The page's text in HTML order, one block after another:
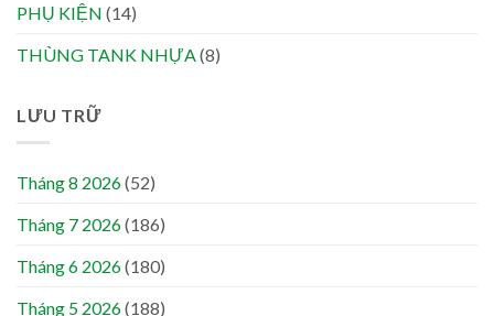
PHỤ KIỆN (14)
THÙNG TANK NHỰA(8)
LƯU TRỮ
Tháng 8 2026(52)
Tháng 7 2026(186)
Tháng 6 2026(180)
Tháng 5 2026(188)